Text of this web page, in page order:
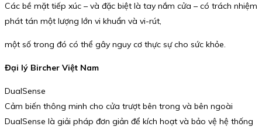
Các bề mặt tiếp xúc – và đặc biệt là tay nắm cửa – có trách nhiệm
phát tán một lượng lớn vi khuẩn và vi-rút,
một số trong đó có thể gây nguy cơ thực sự cho sức khỏe.
Đại lý Bircher Việt Nam
DualSense
Cảm biến thông minh cho cửa trượt bên trong và bên ngoài
DualSense là giải pháp đơn giản để kích hoạt và bảo vệ hệ thống